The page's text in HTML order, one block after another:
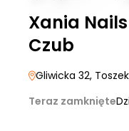
Xania
Czub
Gliwicka 32, Toszek
Teraz zamknięte